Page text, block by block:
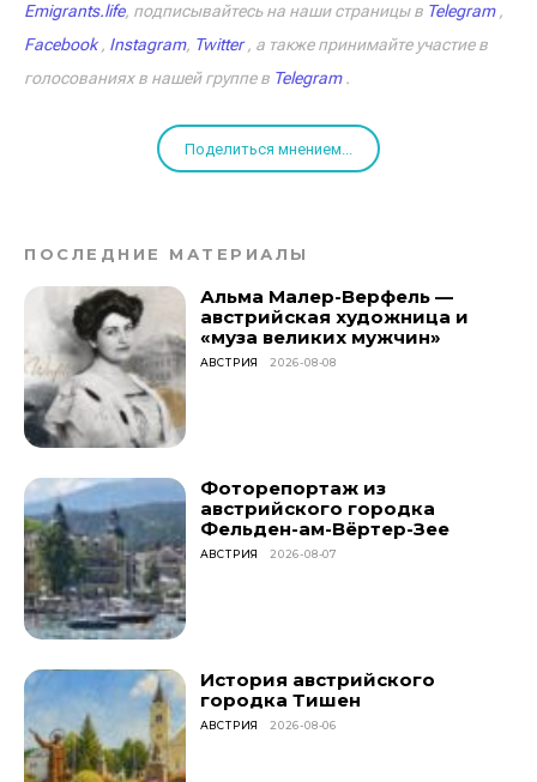
Emigrants.life, подписывайтесь на наши страницы в Telegram,
Facebook, Instagram, Twitter, а также принимайте участие в
голосованиях в нашей группе в Telegram.
Поделиться мнением...
ПОСЛЕДНИЕ МАТЕРИАЛЫ
Альма Малер-Верфель —
австрийская художница и
«муза великих мужчин»
АВСТРИЯ 2026-08-08
Фоторепортаж из
австрийского городка
Фельден-ам-Вёртер-Зее
АВСТРИЯ 2026-08-07
История австрийского
городка Тишен
АВСТРИЯ 2026-08-06